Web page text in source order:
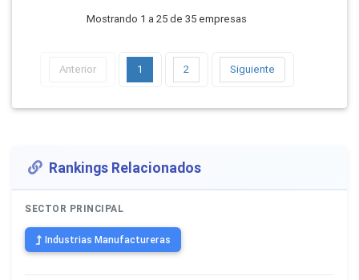
Mostrando 1 a 25 de 35 empresas
Anterior 1 2 Siguiente
Rankings Relacionados
SECTOR PRINCIPAL
Industrias Manufactureras